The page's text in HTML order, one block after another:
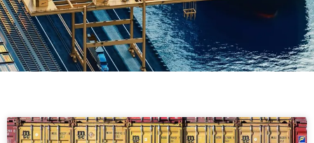
Página
PáginaPáginaPágina